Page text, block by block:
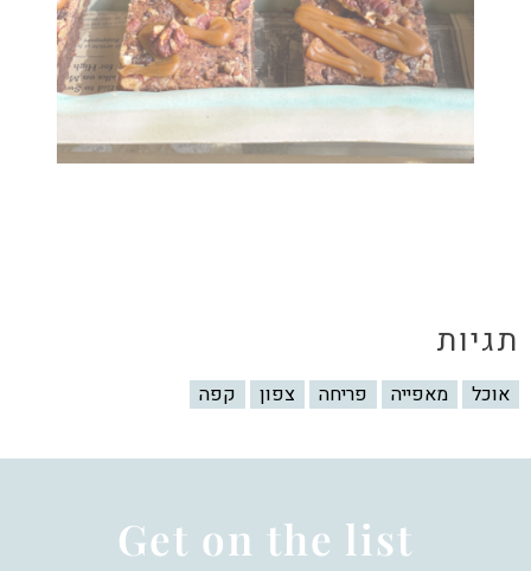
תגיות
אוכל מאפייה פריחה צפון קפה
Get on the list